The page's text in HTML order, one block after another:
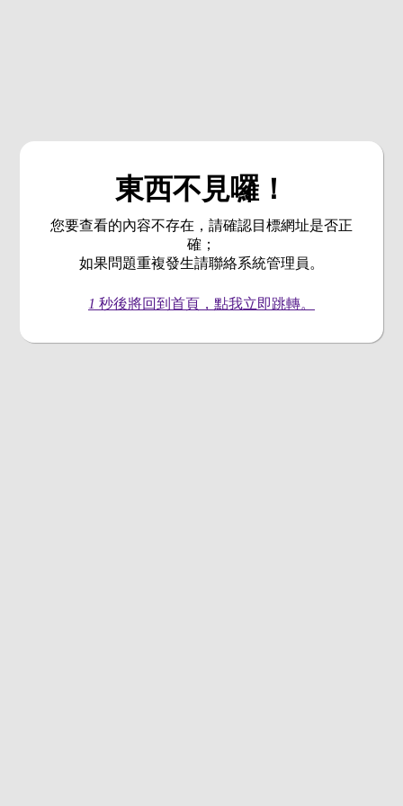
東西不見囉！
您要查看的內容不存在，請確認目標網址是否正
確；
如果問題重複發生請聯絡系統管理員。
1 秒後將回到首頁，點我立即跳轉。